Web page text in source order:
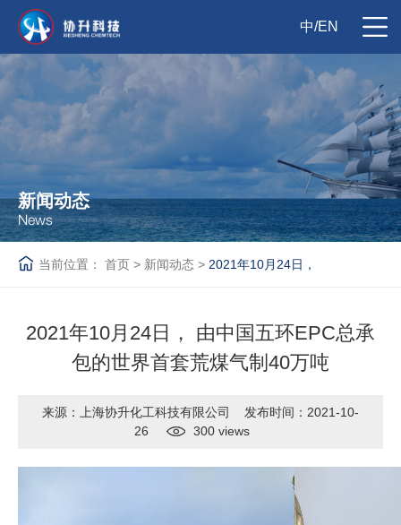
中/EN
新闻动态
News
当前位置： 首页 > 新闻动态 > 2021年10月24日，
2021年10月24日， 由中国五环EPC总承
包的世界首套荒煤气制40万吨
来源：上海协升化工科技有限公司 发布时间：2021-10-
26
300views